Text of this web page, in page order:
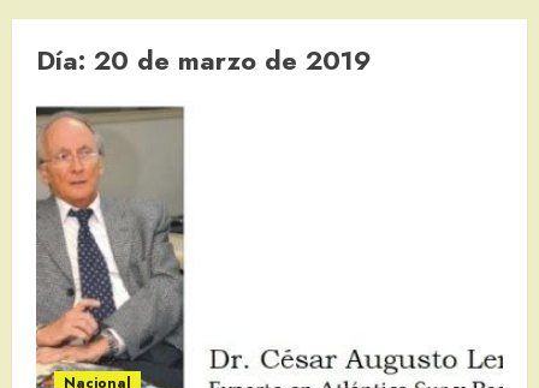
Día: 20 de marzo de 2019
Nacional